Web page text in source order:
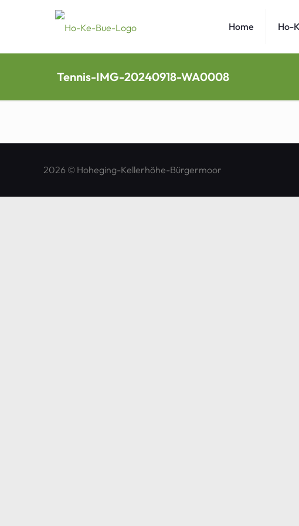
Home Ho-
Tennis-IMG-20240918-WA0008
2026 © Hoheging-Kellerhöhe-Bürgermoor